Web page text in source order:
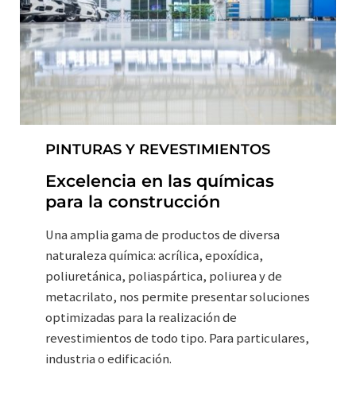
PINTURAS Y REVESTIMIENTOS
Excelencia en las químicas
para la construcción
Una amplia gama de productos de diversa
naturaleza química: acrílica, epoxídica,
poliuretánica, poliaspártica, poliurea y de
metacrilato, nos permite presentar soluciones
optimizadas para la realización de
revestimientos de todo tipo. Para particulares,
industria o edificación.